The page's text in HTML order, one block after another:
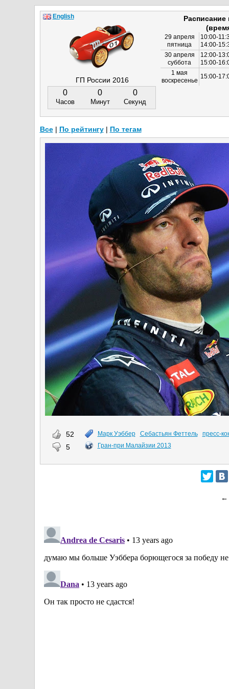
52
5
Марк Уэббер Себастьян Феттель
пресс-
Гран-при Малайзии 2013
ГП России 2016
0
Часов
0
Минут
0
Секунд
29 апреля
пятница
10:00-
14:00-
30 апреля
суббота
12:00-
15:00-
1 мая
воскресенье
15:00-
English
Все| По рейтингу| По тегам